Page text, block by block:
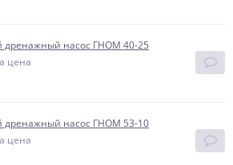
дренажный насос ГНОМ 40-25
цена
дренажный насос ГНОМ 53-10
цена